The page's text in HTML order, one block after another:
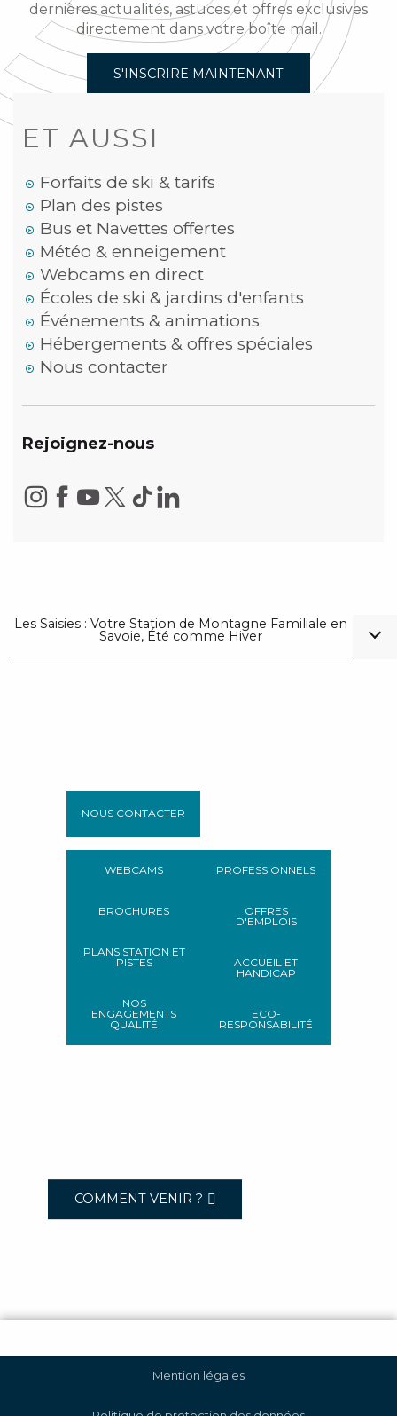
dernières actualités, astuces et offres exclusives
directement dans votre boîte mail.
S'INSCRIRE MAINTENANT
ET AUSSI
Forfaits de ski & tarifs
Plan des pistes
Bus et Navettes offertes
Météo & enneigement
Webcams en direct
Écoles de ski & jardins d'enfants
Événements & animations
Hébergements & offres spéciales
Nous contacter
Rejoignez-nous
Les Saisies : Votre Station de Montagne Familiale en
Savoie, Été comme Hiver
NOUS CONTACTER
WEBCAMS
BROCHURES
PLANS STATION ET
PISTES
NOS
ENGAGEMENTS
QUALITÉ
PROFESSIONNELS
OFFRES
D'EMPLOIS
ACCUEIL ET
HANDICAP
ECO-
RESPONSABILITÉ
COMMENT VENIR ?
Mention légales